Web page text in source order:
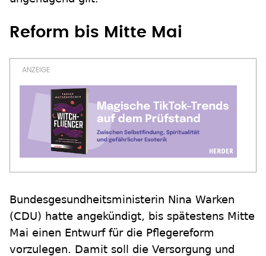
Reform bis Mitte Mai
Bundesgesundheitsministerin Nina Warken
(CDU) hatte angekündigt, bis spätestens Mitte
Mai einen Entwurf für die Pflegereform
vorzulegen. Damit soll die Versorgung und